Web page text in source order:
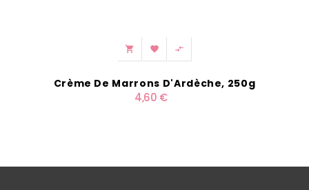
  
Crème De Marrons D'Ardèche, 250g
4,60 €